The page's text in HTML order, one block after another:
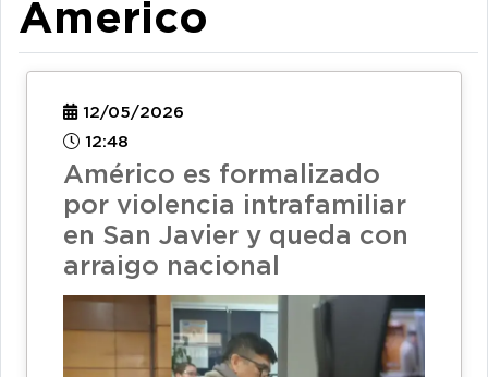
Americo
12/05/2026
12:48
Américo es formalizado
por violencia intrafamiliar
en San Javier y queda con
arraigo nacional